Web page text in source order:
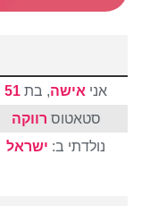
אני אישה, בת 51
סטאטוס רווקה
נולדתי ב: ישראל